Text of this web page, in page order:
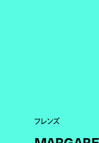
フレンズ